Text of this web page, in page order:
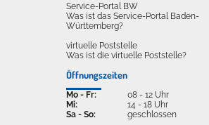
Service-Portal BW
Was ist das Service-Portal Baden-
Württemberg?
virtuelle Poststelle
Was ist die virtuelle Poststelle?
Öffnungszeiten
Mo - Fr:
Mi:
Sa - So:
08 - 12 Uhr
14 - 18 Uhr
geschlossen